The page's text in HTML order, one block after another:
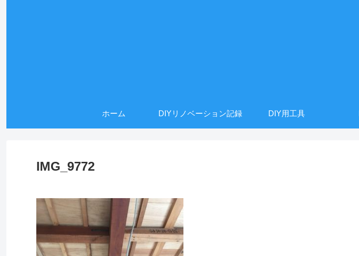
ホーム DIYリノベーション記録 DIY用工具
IMG_9772